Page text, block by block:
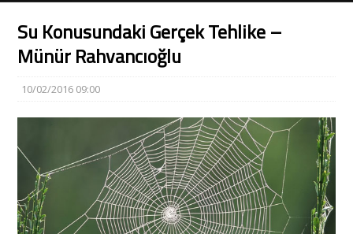
Su Konusundaki Gerçek Tehlike –
Münür Rahvancıoğlu
10/02/2016 09:00